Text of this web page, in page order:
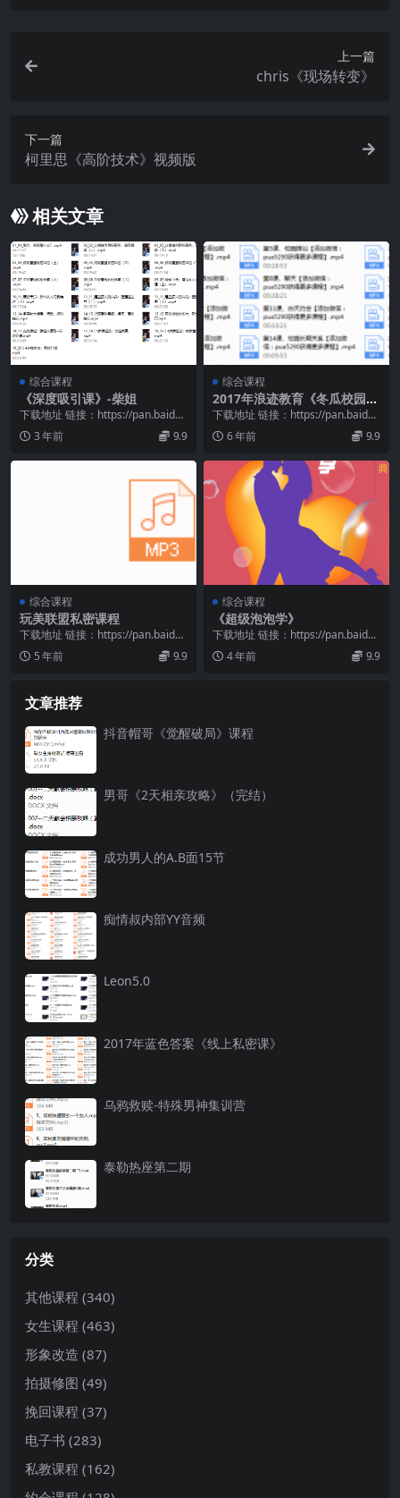
上一篇
chris《现场转变》
下一篇
柯里思《高阶技术》视频版
相关文章
综合课程
《深度吸引课》-柴姐
下载地址 链接：https://pan.baidu.
com/s/1mfqVeLx...
3 年前 9.9
综合课程
2017年浪迹教育《冬瓜校园攻
略》
下载地址 链接：https://pan.baidu.
com/s/1bfC4yxa...
6 年前 9.9
综合课程
玩美联盟私密课程
下载地址 链接：https://pan.baidu.
com/s/140_0ss8...
5 年前 9.9
综合课程
《超级泡泡学》
下载地址 链接：https://pan.baidu.
com/s/1Qu789zl...
4 年前 9.9
文章推荐
抖音帽哥《觉醒破局》课程
男哥《2天相亲攻略》（完结）
成功男人的A.B面15节
痴情叔内部YY音频
Leon5.0
2017年蓝色答案《线上私密课》
乌鸦救赎-特殊男神集训营
泰勒热座第二期
分类
其他课程 (340)
女生课程 (463)
形象改造 (87)
拍摄修图 (49)
挽回课程 (37)
电子书 (283)
私教课程 (162)